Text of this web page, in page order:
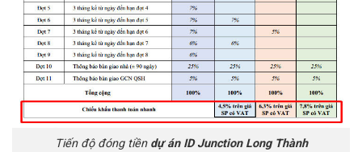
Tiến độ đóng tiền dự án ID Junction Long Thành